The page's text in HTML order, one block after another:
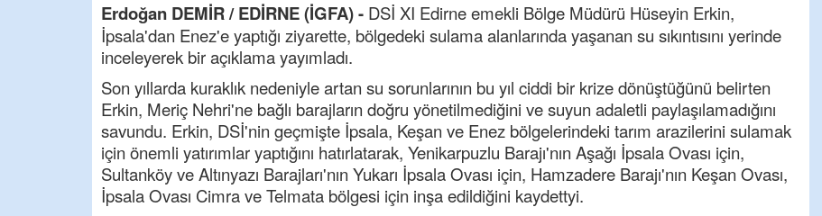
Erdoğan DEMİR / EDİRNE (İGFA) - DSİ XI Edirne emekli Bölge Müdürü Hüseyin Erkin,
İpsala'dan Enez'e yaptığı ziyarette, bölgedeki sulama alanlarında yaşanan su sıkıntısını yerinde
inceleyerek bir açıklama yayımladı.
Son yıllarda kuraklık nedeniyle artan su sorunlarının bu yıl ciddi bir krize dönüştüğünü belirten
Erkin, Meriç Nehri'ne bağlı barajların doğru yönetilmediğini ve suyun adaletli paylaşılamadığını
savundu. Erkin, DSİ'nin geçmişte İpsala, Keşan ve Enez bölgelerindeki tarım arazilerini sulamak
için önemli yatırımlar yaptığını hatırlatarak, Yenikarpuzlu Barajı'nın Aşağı İpsala Ovası için,
Sultanköy ve Altınyazı Barajları'nın Yukarı İpsala Ovası için, Hamzadere Barajı'nın Keşan Ovası,
İpsala Ovası Cimra ve Telmata bölgesi için inşa edildiğini kaydettyi.